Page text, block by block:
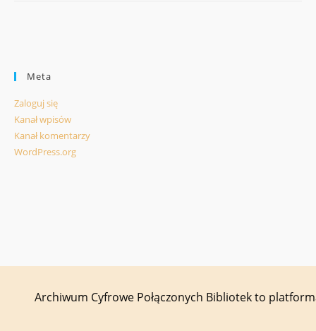
Meta
Zaloguj się
Kanał wpisów
Kanał komentarzy
WordPress.org
Archiwum Cyfrowe Połączonych Bibliotek to